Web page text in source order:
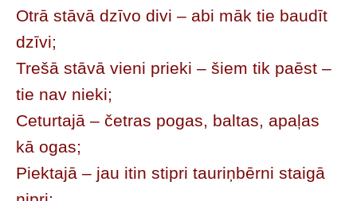
Otrā stāvā dzīvo divi – abi māk tie baudīt
dzīvi;
Trešā stāvā vieni prieki – šiem tik paēst –
tie nav nieki;
Ceturtajā – četras pogas, baltas, apaļas
kā ogas;
Piektajā – jau itin stipri tauriņbērni staigā